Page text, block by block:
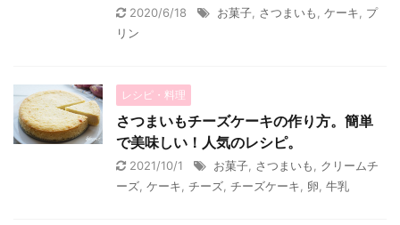
2020/6/18 お菓子 さつまいも ケーキ
プ
リン
レシピ・料理
さつまいもチーズケーキの作り方。簡単
で美味しい！人気のレシピ。
2021/10/1 お菓子 さつまいも
クリームチ
ーズ ケーキ チーズ チーズケーキ 卵 牛乳